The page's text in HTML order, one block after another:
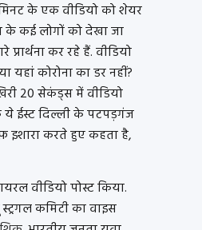
के एक वीडियो को शेयर
के कई लोगों को देखा जा
कर रहे हैं. वीडियो
यहां कोरोना का डर नहीं?
20 सेकंड्स में वीडियो
ईस्ट दिल्ली के पटपड़गंज
इशारा करते हुए कहता है,
वीडियो पोस्ट किया.
कमिटी का वाइस